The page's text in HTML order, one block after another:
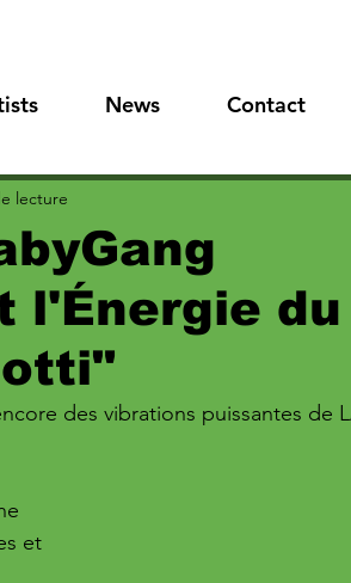
News Contact
l'Énergie du
lecture
des vibrations puissantes de
et